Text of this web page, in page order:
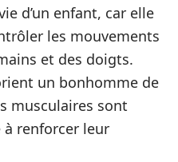
d’un enfant, car elle
les mouvements
et des doigts.
un bonhomme de
musculaires sont
renforcer leur